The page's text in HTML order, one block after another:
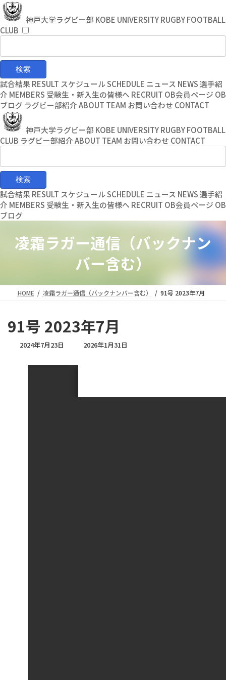
コ
ン
テ
ン
へ
キ
ッ
プ
ナ
ビ
ゲ
ー
ョ
に
移
動
神戸大学ラグビー部 KOBE UNIVERSITY RUGBY FOOTBALL
CLUB
試合結果RESULT スケジュールSCHEDULE ニュース NEWS選手紹
介 MEMBERS 受験生・新入生の皆様へ RECRUIT OB会員ページ OB
ブログ ラグビー部紹介ABOUT TEAM お問い合わせ CONTACT
神戸大学ラグビー部 KOBE UNIVERSITY RUGBY FOOTBALL
CLUB ラグビー部紹介ABOUT TEAM お問い合わせ CONTACT
試合結果RESULT スケジュールSCHEDULE ニュース NEWS選手紹
介 MEMBERS 受験生・新入生の皆様へ RECRUIT OB会員ページ OB
ブログ
凌霜ラガー通信（バックナン
バー含む）
HOME 凌霜ラガー通信（バックナンバー含む） 91号 2023年7月
91号 2023年7月
2024年7月23日
最
2026年1月31日